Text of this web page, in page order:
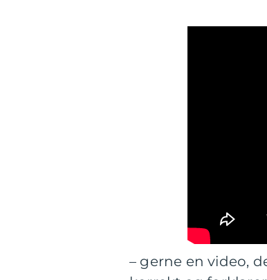
– gerne en video,